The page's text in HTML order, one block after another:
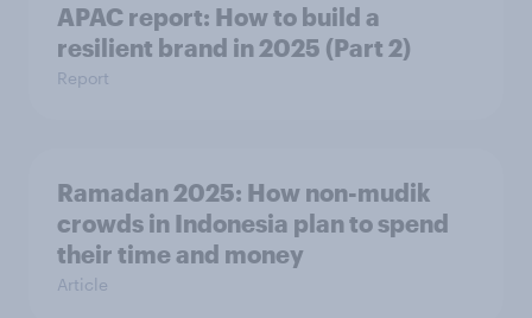
APAC report: How to build a
resilient brand in 2025 (Part 2)
Report
Ramadan 2025: How non-mudik
crowds in Indonesia plan to spend
their time and money
Article